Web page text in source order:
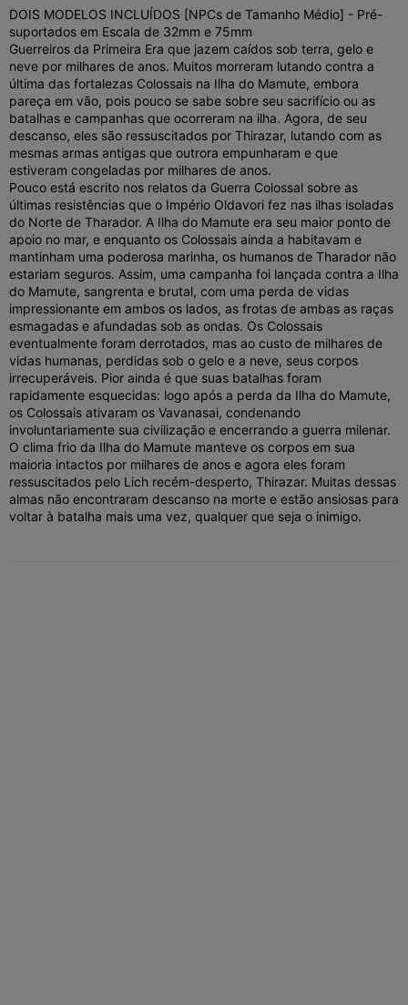
DOIS MODELOS INCLUÍDOS [NPCs de Tamanho Médio] - Pré-
suportados em Escala de 32mm e 75mm
Guerreiros da Primeira Era que jazem caídos sob terra, gelo e
neve por milhares de anos. Muitos morreram lutando contra a
última das fortalezas Colossais na Ilha do Mamute, embora
pareça em vão, pois pouco se sabe sobre seu sacrifício ou as
batalhas e campanhas que ocorreram na ilha. Agora, de seu
descanso, eles são ressuscitados por Thirazar, lutando com as
mesmas armas antigas que outrora empunharam e que
estiveram congeladas por milhares de anos.
Pouco está escrito nos relatos da Guerra Colossal sobre as
últimas resistências que o Império Oldavori fez nas ilhas isoladas
do Norte de Tharador. A Ilha do Mamute era seu maior ponto de
apoio no mar, e enquanto os Colossais ainda a habitavam e
mantinham uma poderosa marinha, os humanos de Tharador não
estariam seguros. Assim, uma campanha foi lançada contra a Ilha
do Mamute, sangrenta e brutal, com uma perda de vidas
impressionante em ambos os lados, as frotas de ambas as raças
esmagadas e afundadas sob as ondas. Os Colossais
eventualmente foram derrotados, mas ao custo de milhares de
vidas humanas, perdidas sob o gelo e a neve, seus corpos
irrecuperáveis. Pior ainda é que suas batalhas foram
rapidamente esquecidas: logo após a perda da Ilha do Mamute,
os Colossais ativaram os Vavanasai, condenando
involuntariamente sua civilização e encerrando a guerra milenar.
O clima frio da Ilha do Mamute manteve os corpos em sua
maioria intactos por milhares de anos e agora eles foram
ressuscitados pelo Lich recém-desperto, Thirazar. Muitas dessas
almas não encontraram descanso na morte e estão ansiosas para
voltar à batalha mais uma vez, qualquer que seja o inimigo.